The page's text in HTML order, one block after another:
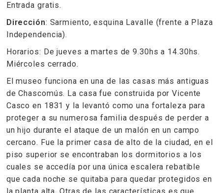
Entrada gratis.
Dirección: Sarmiento, esquina Lavalle (frente a Plaza
Independencia).
Horarios: De jueves a martes de 9.30hs a 14.30hs.
Miércoles cerrado.
El museo funciona en una de las casas más antiguas
de Chascomús. La casa fue construida por Vicente
Casco en 1831 y la levantó como una fortaleza para
proteger a su numerosa familia después de perder a
un hijo durante el ataque de un malón en un campo
cercano. Fue la primer casa de alto de la ciudad, en el
piso superior se encontraban los dormitorios a los
cuales se accedía por una única escalera rebatible
que cada noche se quitaba para quedar protegidos en